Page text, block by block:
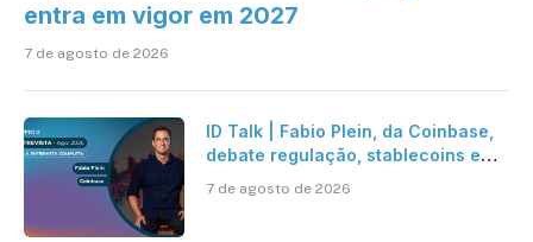
entra em vigor em 2027
7 de agosto de 2026
ID Talk | Fabio Plein, da Coinbase,
debate regulação, stablecoins e
7 de agosto de 2026